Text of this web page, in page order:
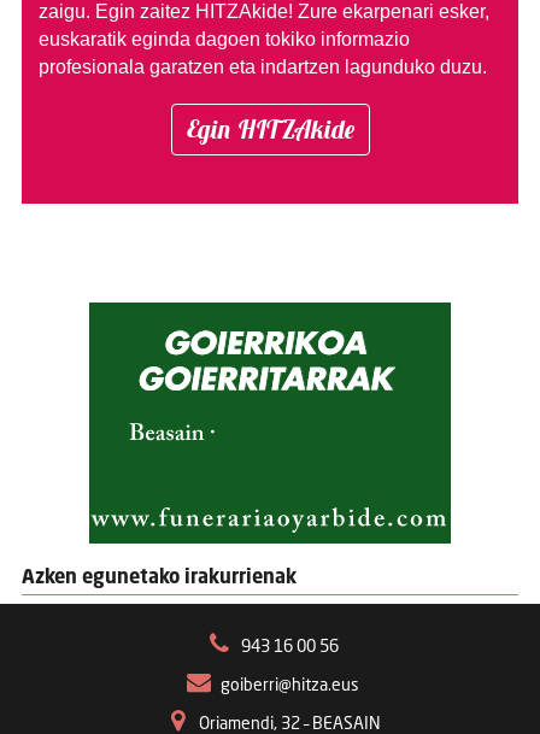
zaigu. Egin zaitez HITZAkide! Zure ekarpenari esker,
euskaratik eginda dagoen tokiko informazio
profesionala garatzen eta indartzen lagunduko duzu.
Egin HITZAkide
Azken egunetako irakurrienak
943 16 00 56
goiberri@hitza.eus
Oriamendi, 32 – BEASAIN